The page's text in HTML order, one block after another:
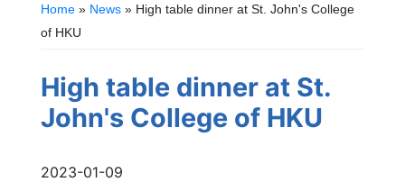
Home » News » High table dinner at St. John's College
of HKU
High table dinner at St.
John's College of HKU
2023-01-09